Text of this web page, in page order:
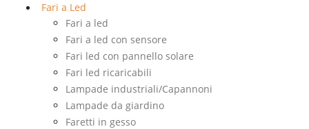
Fari a Led
Fari a led
Fari a led con sensore
Fari led con pannello solare
Fari led ricaricabili
Lampade industriali/Capannoni
Lampade da giardino
Faretti in gesso